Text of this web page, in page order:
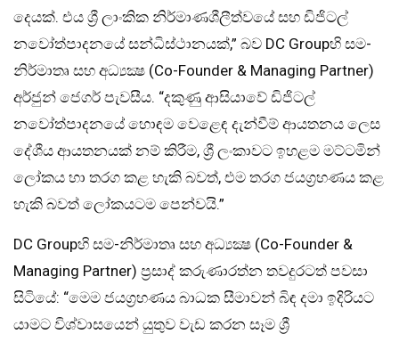
දෙයක්. එය ශ්‍රී ලාංකික නිර්මාණශීලීත්වයේ සහ ඩිජිටල්
නවෝත්පාදනයේ සන්ධිස්ථානයක්,” බව DC Groupහි සම-
නිර්මාතෘ සහ අධ්‍යක්‍ෂ (Co-Founder & Managing Partner)
අර්ජුන් ජෙගර් පැවසීය. “දකුණු ආසියාවේ ඩිජිටල්
නවෝත්පාදනයේ හොඳම වෙළෙඳ දැන්වීම් ආයතනය ලෙස
දේශීය ආයතනයක් නම් කිරීම, ශ්‍රී ලංකාවට ඉහළම මට්ටමින්
ලෝකය හා තරග කළ හැකි බවත්, එම තරග ජයග්‍රහණය කළ
හැකි බවත් ලෝකයටම පෙන්වයි.”
DC Groupහි සම-නිර්මාතෘ සහ අධ්‍යක්‍ෂ (Co-Founder &
Managing Partner) ප්‍රසාද් කරුණාරත්න තවදුරටත් පවසා
සිටියේ: “මෙම ජයග්‍රහණය බාධක සීමාවන් බිඳ දමා ඉදිරියට
යාමට විශ්වාසයෙන් යුතුව වැඩ කරන සෑම ශ්‍රී